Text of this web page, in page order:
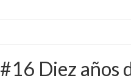
#16 Diez años